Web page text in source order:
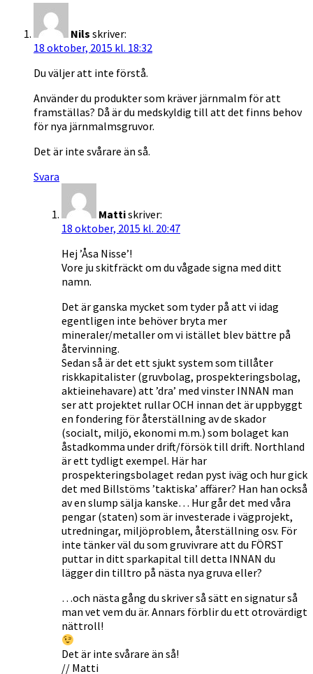
Nils skriver:
18 oktober, 2015 kl. 18:32
Du väljer att inte förstå.
Använder du produkter som kräver järnmalm för att
framställas? Då är du medskyldig till att det finns behov
för nya järnmalmsgruvor.
Det är inte svårare än så.
Svara
Mattiskriver:
18 oktober, 2015 kl. 20:47
Hej ’Åsa Nisse’!
Vore ju skitfräckt om du vågade signa med ditt
namn.
Det är ganska mycket som tyder på att vi idag
egentligen inte behöver bryta mer
mineraler/metaller om vi istället blev bättre på
återvinning.
Sedan så är det ett sjukt system som tillåter
riskkapitalister (gruvbolag, prospekteringsbolag,
aktieinehavare) att ’dra’ med vinster INNAN man
ser att projektet rullar OCH innan det är uppbyggt
en fondering för återställning av de skador
(socialt, miljö, ekonomi m.m.) som bolaget kan
åstadkomma under drift/försök till drift. Northland
är ett tydligt exempel. Här har
prospekteringsbolaget redan pyst iväg och hur gick
det med Billstöms ’taktiska’ affärer? Han han också
av en slump sälja kanske… Hur går det med våra
pengar (staten) som är investerade i vägprojekt,
utredningar, miljöproblem, återställning osv. För
inte tänker väl du som gruvivrare att du FÖRST
puttar in ditt sparkapital till detta INNAN du
lägger din tilltro på nästa nya gruva eller?
…och nästa gång du skriver så sätt en signatur så
man vet vem du är. Annars förblir du ett otrovärdigt
nättroll!
Det är inte svårare än så!
// Matti